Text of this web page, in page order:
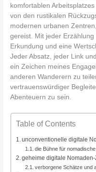
komfortablen
von den rustikalen
modernen urbanen
gereist. Mit jeder
Erkundung und eine
Jeder Absatz, jeder Link
ein Zeichen meines
anderen Wanderern zu
vertrauenswürdiger
Abenteuern zu sein.
Table of Contents
unconventionelle digitale
die Bühne für
geheime digitale
verborgene Schätze und